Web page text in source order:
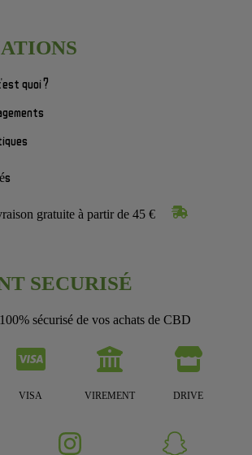
quoi ?
gratuite à partir de 45 €
SECURISÉ
sécurisé de vos achats de CBD
VISA VIREMENT DRIVE